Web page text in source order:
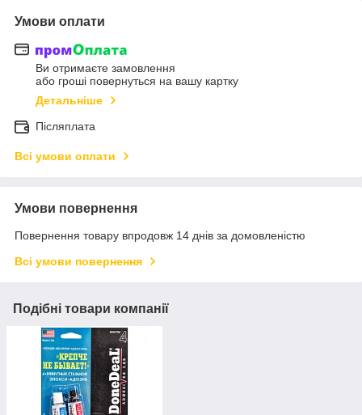
Умови оплати
Ви отримаєте замовлення
або гроші повернуться на вашу картку
Детальніше
Післяплата
Всі умови оплати
Умови повернення
Повернення товару впродовж 14 днів за домовленістю
Всі умови повернення
Подібні товари компанії